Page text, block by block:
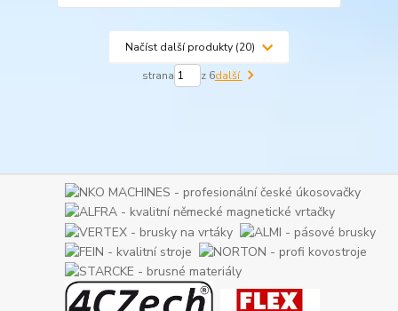
Načíst další produkty (20)
strana z 6další